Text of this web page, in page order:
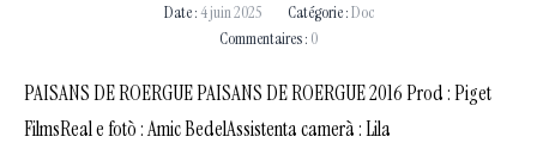
Date :4 juin 2025 Catégorie :Doc
Commentaires : 0
PAISANS DE ROERGUE PAISANS DE ROERGUE 2016 Prod : Piget
FilmsReal e fotò : Amic BedelAssistenta camerà : Lila